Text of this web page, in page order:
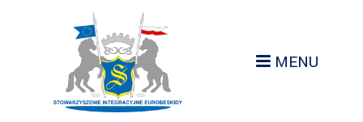
MENU